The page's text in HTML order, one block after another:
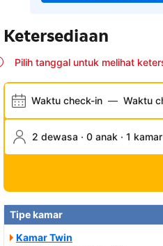
Ketersediaan
Pilih tanggal untuk melihat
Waktu check-in — Waktu
2 dewasa · 0 anak · 1 kamar
Tipe kamar
Kamar Twin